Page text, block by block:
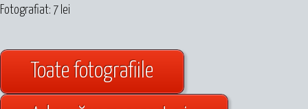
Fotografiat: 7 lei
Toate fotografiile